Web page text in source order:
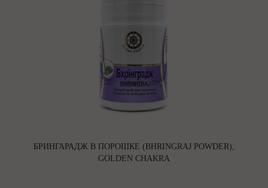
БРИНГАРАДЖ В ПОРОШКЕ (BHRINGRAJ POWDER),
GOLDEN CHAKRA